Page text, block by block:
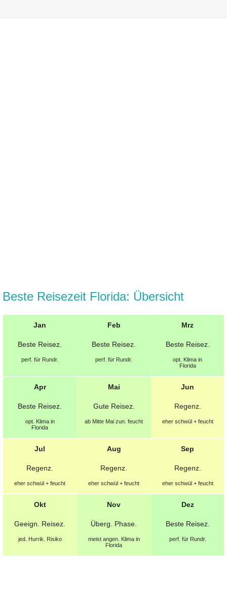
Beste Reisezeit Florida: Übersicht
Jan
Beste Reisez.
perf. für Rundr.
Feb
Beste Reisez.
perf. für Rundr.
Mrz
Beste Reisez.
opt.
Klima in
Florida
Apr
Beste Reisez.
opt.
Klima in
Florida
Mai
Gute Reisez.
ab Mitte Mai zun. feucht
Jun
Regenz.
eher schwül + feucht
Jul
Regenz.
eher schwül + feucht
Aug
Regenz.
eher schwül + feucht
Sep
Regenz.
eher schwül + feucht
Okt
Geeign. Reisez.
jed. Hurrik. Risiko
Nov
Überg. Phase.
meist angen.
Klima in
Florida
Dez
Beste Reisez.
perf. für Rundr.